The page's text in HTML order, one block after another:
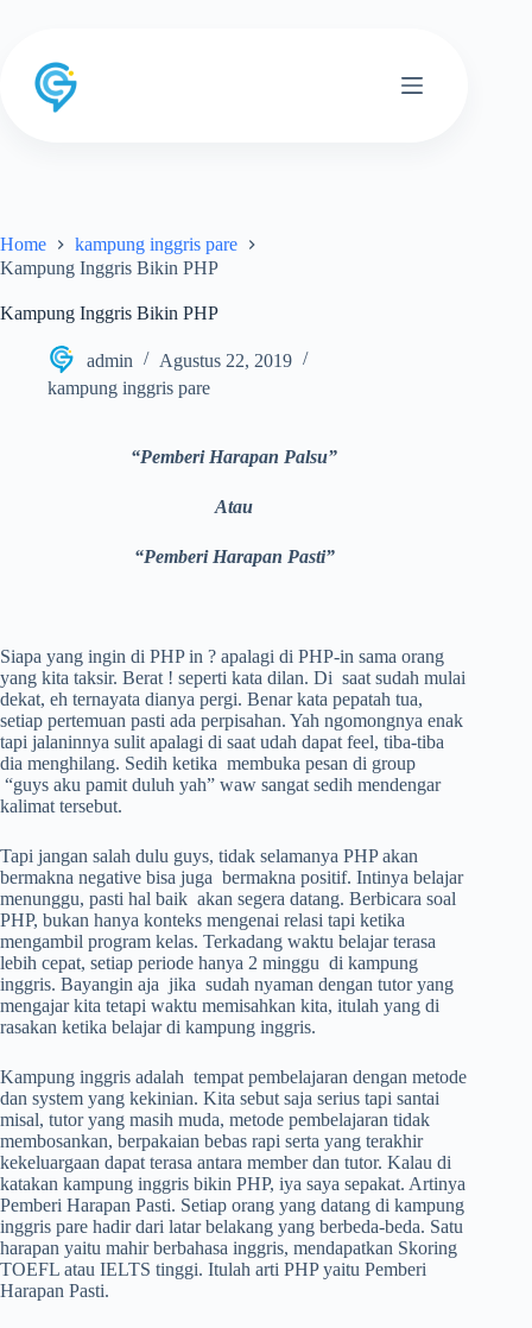
Home
kampung inggris pare
Kampung Inggris Bikin PHP
Kampung Inggris Bikin PHP
admin
Agustus 22, 2019
kampung inggris pare
“Pemberi Harapan Palsu”
Atau
“Pemberi Harapan Pasti”
Siapa yang ingin di PHP in ? apalagi di PHP-in sama orang
yang kita taksir. Berat ! seperti kata dilan. Di saat sudah mulai
dekat, eh ternayata dianya pergi. Benar kata pepatah tua,
setiap pertemuan pasti ada perpisahan. Yah ngomongnya enak
tapi jalaninnya sulit apalagi di saat udah dapat feel, tiba-tiba
dia menghilang. Sedih ketika membuka pesan di group
“guys aku pamit duluh yah” waw sangat sedih mendengar
kalimat tersebut.
Tapi jangan salah dulu guys, tidak selamanya PHP akan
bermakna negative bisa juga bermakna positif. Intinya belajar
menunggu, pasti hal baik akan segera datang. Berbicara soal
PHP, bukan hanya konteks mengenai relasi tapi ketika
mengambil program kelas. Terkadang waktu belajar terasa
lebih cepat, setiap periode hanya 2 minggu di kampung
inggris. Bayangin aja jika sudah nyaman dengan tutor yang
mengajar kita tetapi waktu memisahkan kita, itulah yang di
rasakan ketika belajar di kampung inggris.
Kampung inggris adalah tempat pembelajaran dengan metode
dan system yang kekinian. Kita sebut saja serius tapi santai
misal, tutor yang masih muda, metode pembelajaran tidak
membosankan, berpakaian bebas rapi serta yang terakhir
kekeluargaan dapat terasa antara member dan tutor. Kalau di
katakan kampung inggris bikin PHP, iya saya sepakat. Artinya
Pemberi Harapan Pasti. Setiap orang yang datang di kampung
inggris pare hadir dari latar belakang yang berbeda-beda. Satu
harapan yaitu mahir berbahasa inggris, mendapatkan Skoring
TOEFL atau IELTS tinggi. Itulah arti PHP yaitu Pemberi
Harapan Pasti.